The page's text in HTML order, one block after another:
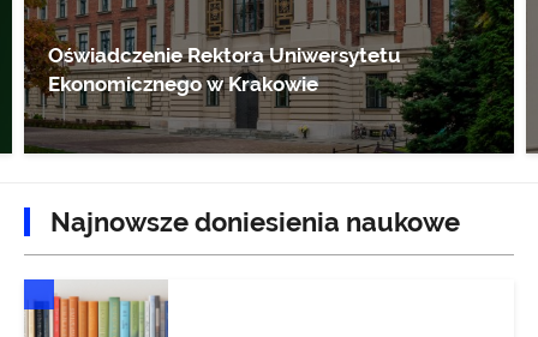
Oświadczenie Rektora Uniwersytetu
Ekonomicznego w Krakowie
Najnowsze doniesienia naukowe
DONIESIENIA NAUKOWE